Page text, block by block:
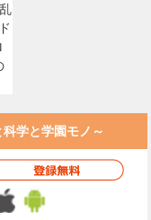
学と学園モノ～